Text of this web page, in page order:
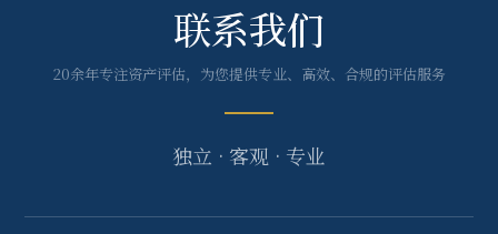
联系我们
20余年专注资产评估，为您提供专业、高效、合规的评估服务
独立 · 客观 · 专业